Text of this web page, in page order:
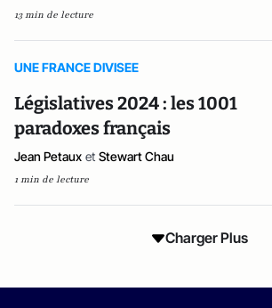
13 min de lecture
UNE FRANCE DIVISEE
Législatives 2024 : les 1001
paradoxes français
Jean Petaux et Stewart Chau
1 min de lecture
Charger Plus